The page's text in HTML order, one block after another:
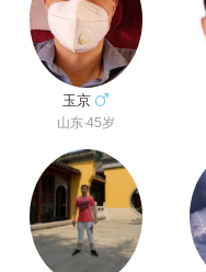
玉京
山东·45岁